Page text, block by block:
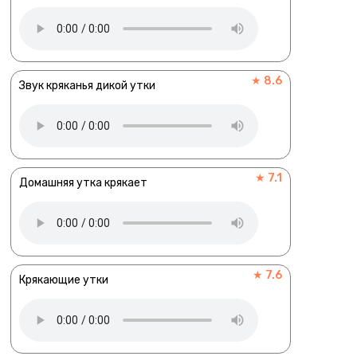
Звук кряканья дикой утки ★ 8.6
Домашняя утка крякает ★ 7.1
Крякающие утки ★ 7.6